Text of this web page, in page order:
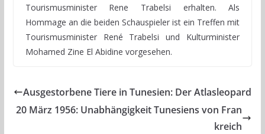
Tourismusminister Rene Trabelsi erhalten. Als
Hommage an die beiden Schauspieler ist ein Treffen mit
Tourismusminister René Trabelsi und Kulturminister
Mohamed Zine El Abidine vorgesehen.
Ausgestorbene Tiere in Tunesien: Der Atlasleopard
20 März 1956: Unabhängigkeit Tunesiens von Fran
kreich